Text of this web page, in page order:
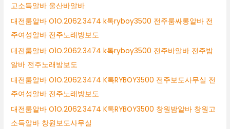
고소득알바 울산바알바
대전룸알바 O1O.2062.3474 k톡ryboy3500 전주룸싸롱알바 전
주여성알바 전주노래방보도
대전룸알바 O1O.2062.3474 k톡ryboy3500 전주바알바 전주밤
알바 전주노래방보도
대전룸알바 O1O.2062.3474 K톡RYBOY3500 전주보도사무실 전
주여성알바 전주노래방보도
대전룸알바 O1O.2062.3474 K톡RYBOY3500 창원밤알바 창원고
소득알바 창원보도사무실